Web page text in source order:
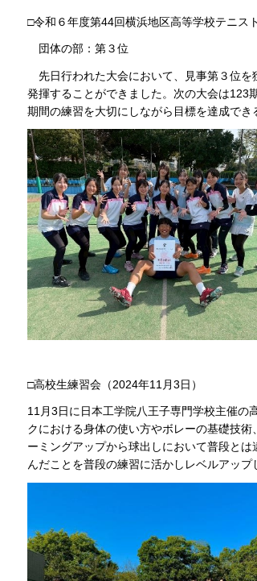
□令和６年度第44回横浜地区高等学校テニ
団体の部：第３位
先日行われた大会において、見事第３位を
発揮することができました。次の大会は123
期間の練習を大切にしながら目標を達成でき
□高校生練習会（2024年11月3日）
11月3日に日本工学院八王子専門学校主催の
クにおける身体の使い方やボレーの基礎技
ーミングアップから球出しにおいて普段と
んだことを普段の練習に活かしレベルアッ